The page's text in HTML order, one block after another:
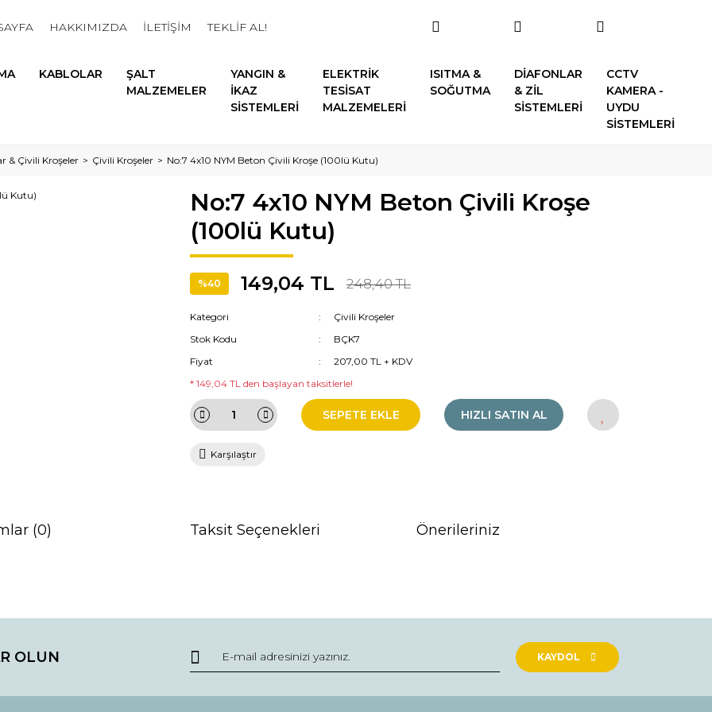
HAKKIMIZDA İLETİŞİM TEKLİF AL!
KABLOLAR
ŞALT
MALZEMELER
YANGIN &
İKAZ
SİSTEMLERİ
ELEKTRİK
TESİSAT
MALZEMELERİ
ISITMA &
SOĞUTMA
DİAFONLAR
& ZİL
SİSTEMLERİ
CCTV
KAMERA -
UYDU
SİSTEMLERİ
& Çivili Kroşeler Çivili Kroşeler No:7 4x10 NYM Beton Çivili Kroşe (100lü Kutu)
No:7 4x10 NYM Beton Çivili Kroşe
(100lü Kutu)
%40 149,04 TL 248,40 TL
Kategori
Çivili Kroşeler
Stok Kodu
BÇK7
Fiyat
207,00 TL + KDV
* 149,04 TL den başlayan taksitlerle!
SEPETE EKLE HIZLI SATIN AL
Karşılaştır
(0) Taksit Seçenekleri Önerileriniz
Yorum Yaz
OLUN KAYDOL